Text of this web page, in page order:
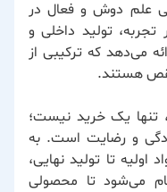
علم دوش و فعال در
تجربه، تولید داخلی و
می‌دهد که ترکیبی از
هستند.
تنها یک خرید نیست؛
و رضایت است. به
تا تولید نهایی،
می‌شود تا محصولی